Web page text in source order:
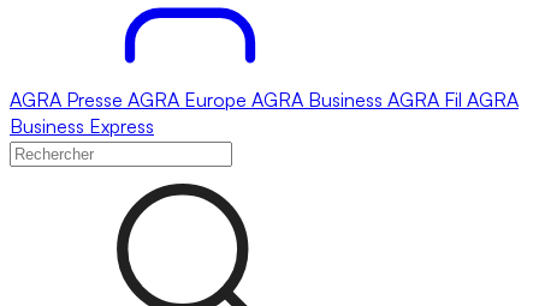
AGRA Presse AGRA Europe AGRA Business AGRA Fil AGRA
Business Express